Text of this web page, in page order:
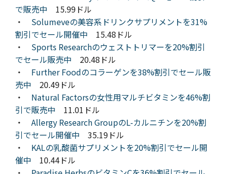
で販売中 15.99ドル
・ Solumeveの美容系ドリンクサプリメントを31%
割引でセール開催中 15.48ドル
・ Sports Researchのウェストトリマーを20%割引
でセール販売中 20.48ドル
・ Further Foodのコラーゲンを38%割引でセール販
売中 20.49ドル
・ Natural Factorsの女性用マルチビタミンを46%割
引で販売中 11.01ドル
・ Allergy Research GroupのL-カルニチンを20%割
引でセール開催中 35.19ドル
・ KALの乳酸菌サプリメントを20%割引でセール開
催中 10.44ドル